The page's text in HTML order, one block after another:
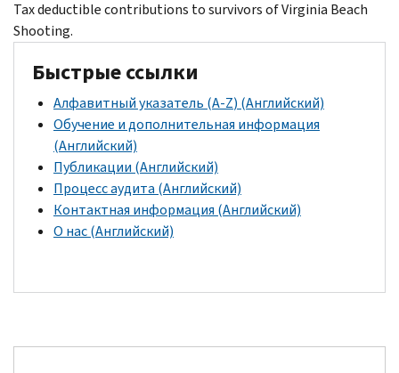
Tax deductible contributions to survivors of Virginia Beach
Shooting.
Быстрые ссылки
Алфавитный указатель (A-Z) (Английский)
Обучение и дополнительная информация
(Английский)
Публикации (Английский)
Процесс аудита (Английский)
Контактная информация (Английский)
О нас (Английский)